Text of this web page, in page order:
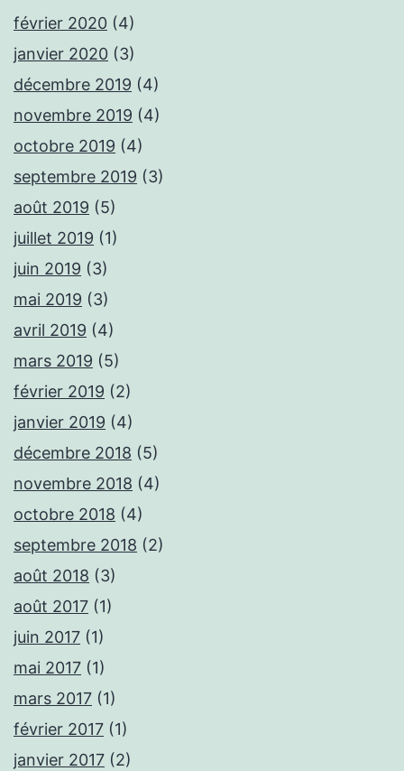
février 2020 (4)
janvier 2020 (3)
décembre 2019 (4)
novembre 2019 (4)
octobre 2019 (4)
septembre 2019 (3)
août 2019 (5)
juillet 2019 (1)
juin 2019 (3)
mai 2019 (3)
avril 2019 (4)
mars 2019 (5)
février 2019 (2)
janvier 2019 (4)
décembre 2018 (5)
novembre 2018 (4)
octobre 2018 (4)
septembre 2018 (2)
août 2018 (3)
août 2017 (1)
juin 2017 (1)
mai 2017 (1)
mars 2017 (1)
février 2017 (1)
janvier 2017 (2)